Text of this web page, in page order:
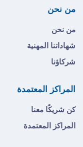
من نحن
من نحن
شهاداتنا المهنية
شركاؤنا
المراكز المعتمدة
كن شريكًا معنا
المراكز المعتمدة